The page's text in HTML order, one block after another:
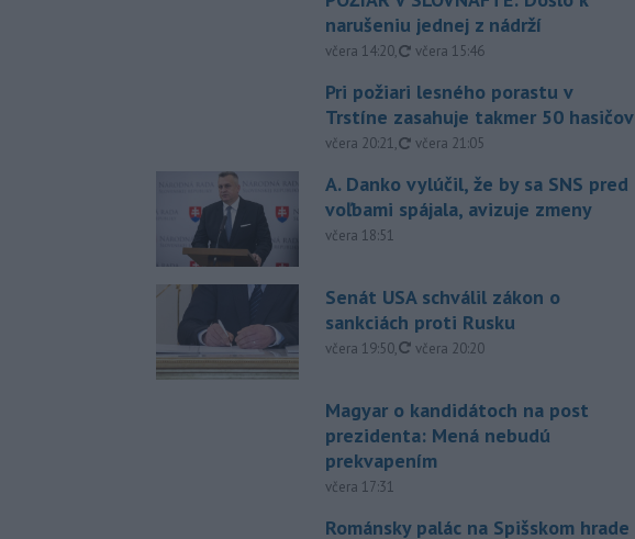
narušeniu jednej z nádrží
včera 14:20, aktualizované
včera 15:46
Pri požiari lesného porastu v
Trstíne zasahuje takmer 50 hasičov
včera 20:21, aktualizované
včera 21:05
A. Danko vylúčil, že by sa SNS pred
voľbami spájala, avizuje zmeny
včera 18:51
Senát USA schválil zákon o
sankciách proti Rusku
včera 19:50, aktualizované
včera 20:20
Magyar o kandidátoch na post
prezidenta: Mená nebudú
prekvapením
včera 17:31
Románsky palác na Spišskom hrade